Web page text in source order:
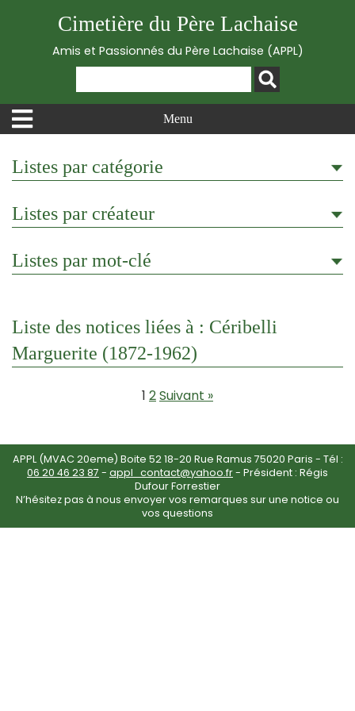
Cimetière du Père Lachaise
Amis et Passionnés du Père Lachaise (APPL)
Menu
Listes par catégorie
Listes par créateur
Listes par mot-clé
Liste des notices liées à : Céribelli
Marguerite (1872-1962)
1 2Suivant »
APPL (MVAC 20eme) Boite 52 18-20 Rue Ramus 75020 Paris - Tél :
06 20 46 23 87 - appl_contact@yahoo.fr- Président : Régis
Dufour Forrestier
N’hésitez pas à nous envoyer vos remarques sur une notice ou
vos questions